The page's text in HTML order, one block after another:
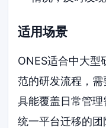
适用场景
ONES适合中大型
范的研发流程，
具能覆盖日常管
统一平台迁移的